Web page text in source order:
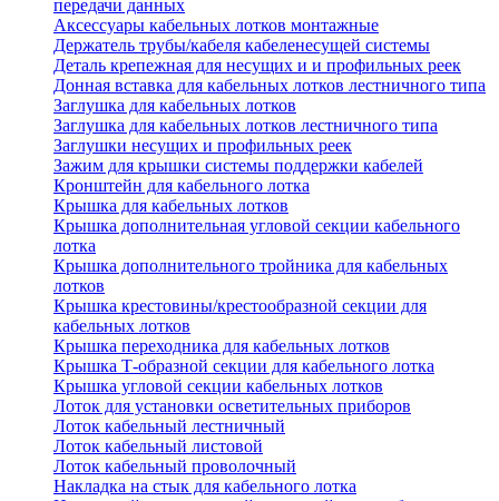
передачи данных
Аксессуары кабельных лотков монтажные
Держатель трубы/кабеля кабеленесущей системы
Деталь крепежная для несущих и и профильных реек
Донная вставка для кабельных лотков лестничного типа
Заглушка для кабельных лотков
Заглушка для кабельных лотков лестничного типа
Заглушки несущих и профильных реек
Зажим для крышки системы поддержки кабелей
Кронштейн для кабельного лотка
Крышка для кабельных лотков
Крышка дополнительная угловой секции кабельного
лотка
Крышка дополнительного тройника для кабельных
лотков
Крышка крестовины/крестообразной секции для
кабельных лотков
Крышка переходника для кабельных лотков
Крышка Т-образной секции для кабельного лотка
Крышка угловой секции кабельных лотков
Лоток для установки осветительных приборов
Лоток кабельный лестничный
Лоток кабельный листовой
Лоток кабельный проволочный
Накладка на стык для кабельного лотка